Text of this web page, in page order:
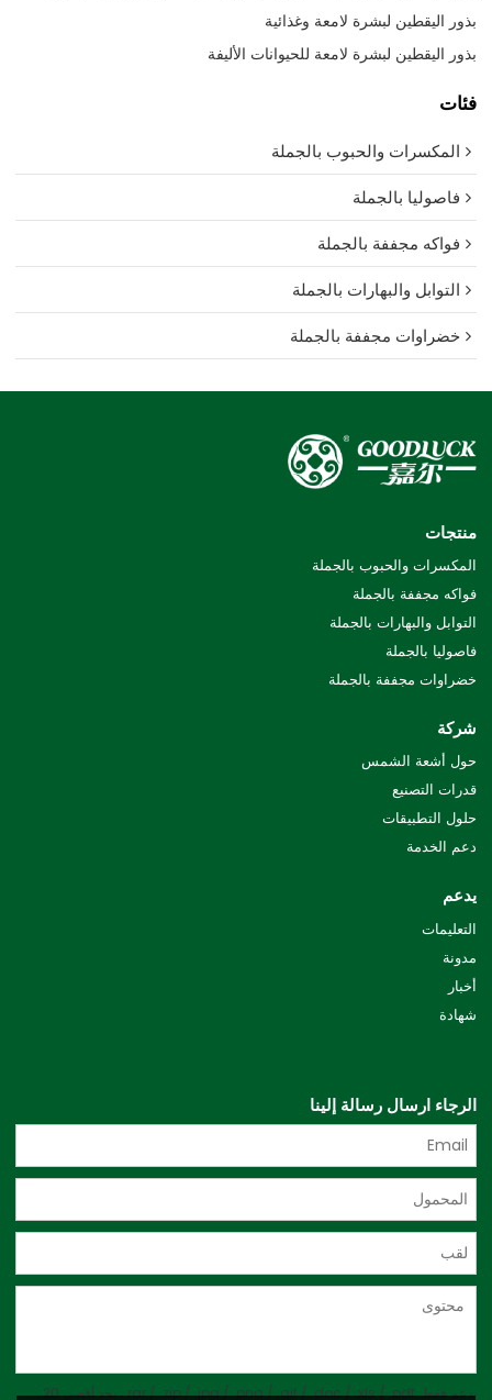
بذور اليقطين لبشرة لامعة وغذائية
بذور اليقطين لبشرة لامعة للحيوانات الأليفة
فئات
المكسرات والحبوب بالجملة
فاصوليا بالجملة
فواكه مجففة بالجملة
التوابل والبهارات بالجملة
خضراوات مجففة بالجملة
منتجات
المكسرات والحبوب بالجملة
فواكه مجففة بالجملة
التوابل والبهارات بالجملة
فاصوليا بالجملة
خضراوات مجففة بالجملة
شركة
حول أشعة الشمس
قدرات التصنيع
حلول التطبيقات
دعم الخدمة
يدعم
التعليمات
مدونة
أخبار
شهادة
الرجاء ارسال رسالة إلينا
يدعم فقط .rar / .zip / .jpg / .png / .gif / .doc / .xls / .pdf ، بحد أقصى 20